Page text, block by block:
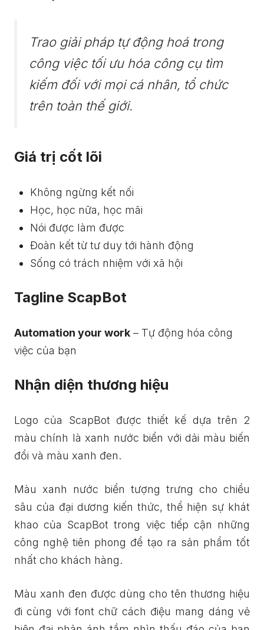
Trao giải pháp tự động hoá trong
công việc tối ưu hóa công cụ tìm
kiếm đối với mọi cá nhân, tổ chức
trên toàn thế giới.
Giá trị cốt lõi
Không ngừng kết nối
Học, học nữa, học mãi
Nói được làm được
Đoàn kết từ tư duy tới hành động
Sống có trách nhiệm với xã hội
Tagline ScapBot
Automation your work – Tự động hóa công
việc của bạn
Nhận diện thương hiệu
Logo của ScapBot được thiết kế dựa trên 2
màu chính là xanh nước biển với dải màu biến
đổi và màu xanh đen.
Màu xanh nước biển tượng trưng cho chiều
sâu của đại dương kiến thức, thể hiện sự khát
khao của ScapBot trong việc tiếp cận những
công nghệ tiên phong để tạo ra sản phẩm tốt
nhất cho khách hàng.
Màu xanh đen được dùng cho tên thương hiệu
đi cùng với font chữ cách điệu mang dáng vẻ